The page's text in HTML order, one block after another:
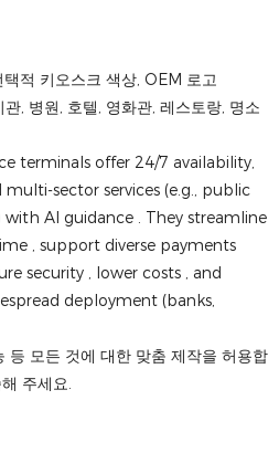
적 키오스크 색상, OEM 로고
관, 병원, 호텔, 영화관, 레스토랑, 명소
terminals offer 24/7 availability,
sector services (e.g., public
with AI guidance . They streamline
, support diverse payments
security , lower costs , and
deployment (banks,
등 모든 것에 대한 맞춤 제작을 허용합
주세요.